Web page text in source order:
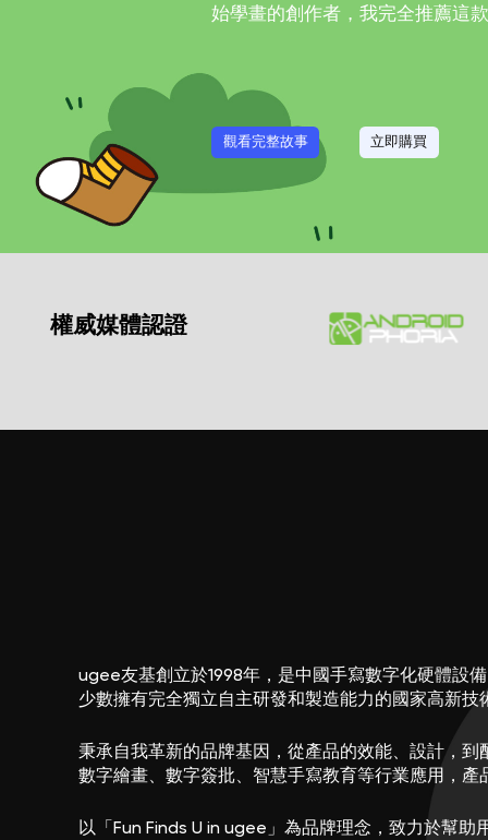
始學畫的創作者，我完全推薦這款
觀看完整故事 立即購買
權威媒體認證
ugee友基創立於1998年，是中國手寫數字化硬體設
少數擁有完全獨立自主研發和製造能力的國家高新技
秉承自我革新的品牌基因，從產品的效能、設計，
數字繪畫、數字簽批、智慧手寫教育等行業應用，
以「Fun Finds U in ugee」為品牌理念，致力於幫